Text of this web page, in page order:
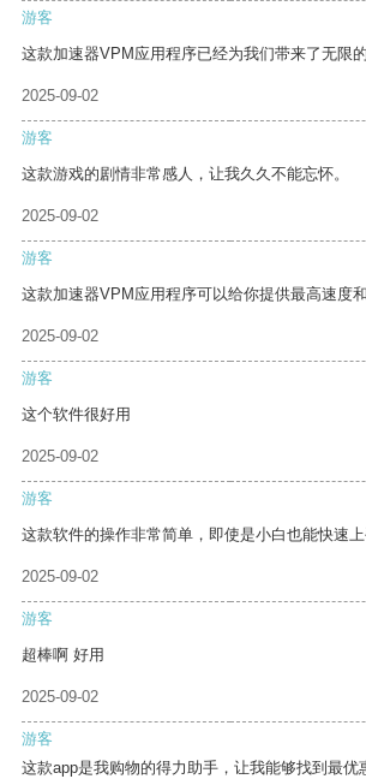
游客
这款加速器VPM应用程序已经为我们带来了无限的
2025-09-02
游客
这款游戏的剧情非常感人，让我久久不能忘怀。
2025-09-02
游客
这款加速器VPM应用程序可以给你提供最高速度
2025-09-02
游客
这个软件很好用
2025-09-02
游客
这款软件的操作非常简单，即使是小白也能快速上
2025-09-02
游客
超棒啊 好用
2025-09-02
游客
这款app是我购物的得力助手，让我能够找到最优